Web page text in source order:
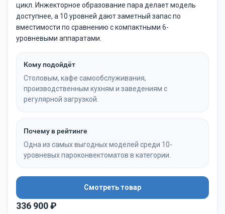
цикл. Инжекторное образование пара делает модель
доступнее, а 10 уровней дают заметный запас по
вместимости по сравнению с компактными 6-
уровневыми аппаратами.
Кому подойдёт
Столовым, кафе самообслуживания,
производственным кухням и заведениям с
регулярной загрузкой.
Почему в рейтинге
Одна из самых выгодных моделей среди 10-
уровневых пароконвектоматов в категории.
Смотреть товар
336 900 ₽